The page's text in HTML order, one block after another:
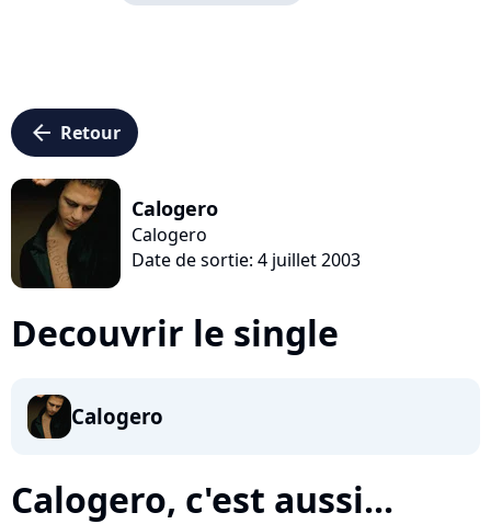
arrow_left Retour
Calogero
Calogero
Date de sortie: 4 juillet 2003
Decouvrir le single
Calogero
Calogero, c'est aussi...